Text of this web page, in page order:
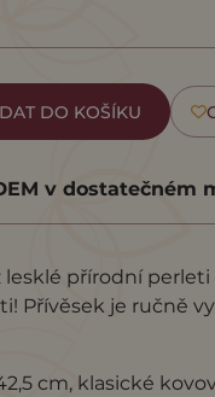
DO KOŠÍKU
v dostatečném
lesklé přírodní
Přívěsek je ručně
cm, klasické